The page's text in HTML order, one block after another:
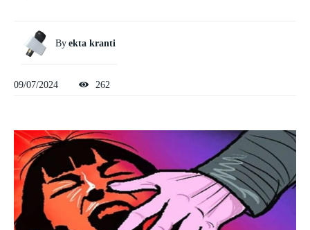
By ekta kranti
09/07/2024 262